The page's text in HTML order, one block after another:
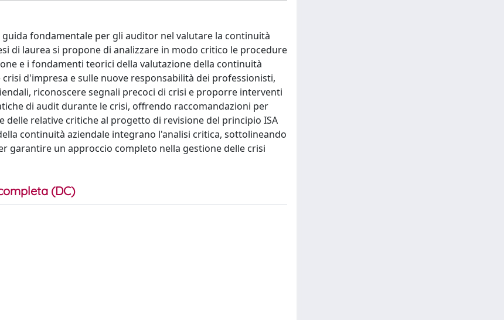
fondamentale per gli auditor nel valutare la continuità
di laurea si propone di analizzare in modo critico le procedure
e i fondamenti teorici della valutazione della continuità
d'impresa e sulle nuove responsabilità dei professionisti,
riconoscere segnali precoci di crisi e proporre interventi
di audit durante le crisi, offrendo raccomandazioni per
relative critiche al progetto di revisione del principio ISA
continuità aziendale integrano l'analisi critica, sottolineando
garantire un approccio completo nella gestione delle crisi
(DC)